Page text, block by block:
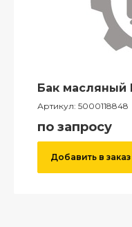
Бак масляный
Артикул: 5000118848
по запросу
Добавить в заказ